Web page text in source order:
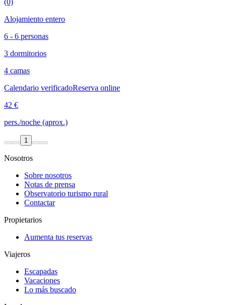
(0)
Alojamiento entero
6 - 6 personas
3 dormitorios
4 camas
Calendario verificadoReserva online
42 €
pers./noche (aprox.)
1
Nosotros
Sobre nosotros
Notas de prensa
Observatorio turismo rural
Contactar
Propietarios
Aumenta tus reservas
Viajeros
Escapadas
Vacaciones
Lo más buscado